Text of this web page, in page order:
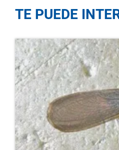
TE PUEDE